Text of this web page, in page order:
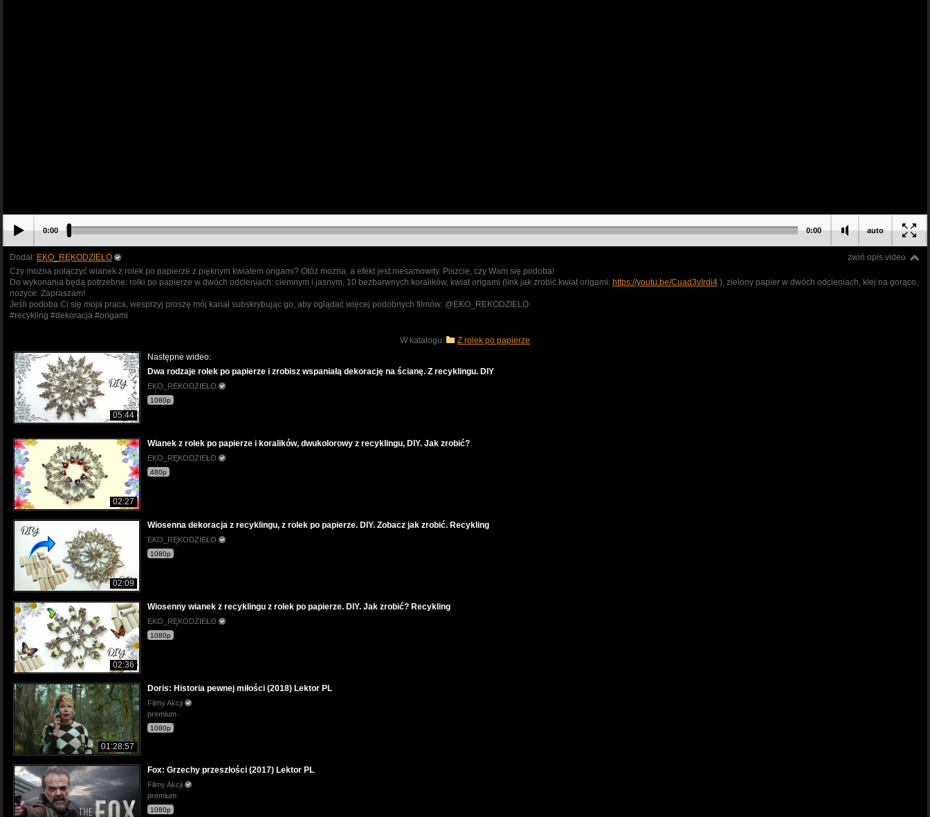
auto
0:00 0:00
zwiń opis video
Dodał: EKO_RĘKODZIEŁO
Czy można połączyć wianek z rolek po papierze z pięknym kwiatem origami? Otóż można, a efekt jest niesamowity. Piszcie, czy Wam się podoba!
Do wykonania będą potrzebne: rolki po papierze w dwóch odcieniach: ciemnym i jasnym, 10 bezbarwnych koralików, kwiat origami (link jak zrobić kwiat origami: https://youtu.be/Cuad3vIrdi4 ), zielony papier w dwóch odcieniach, klej na gorąco,
nożyce. Zapraszam!
Jeśli podoba Ci się moja praca, wesprzyj proszę mój kanał subskrybując go, aby oglądać więcej podobnych filmów: @EKO_REKODZIELO
#recykling #dekoracja #origami
W katalogu: Z rolek po papierze
05:44
Następne wideo:
Dwa rodzaje rolek po papierze i zrobisz wspaniałą dekorację na ścianę. Z recyklingu. DIY
EKO_REKODZIELO
1080p
02:27
Wianek z rolek po papierze i koralików, dwukolorowy z recyklingu, DIY. Jak zrobić?
EKO_RĘKODZIEŁO
480p
02:09
Wiosenna dekoracja z recyklingu, z rolek po papierze. DIY. Zobacz jak zrobić. Recykling
EKO_RĘKODZIEŁO
1080p
02:36
Wiosenny wianek z recyklingu z rolek po papierze. DIY. Jak zrobić? Recykling
EKO_RĘKODZIEŁO
1080p
01:28:57
Doris: Historia pewnej miłości (2018) Lektor PL
Filmy Akcji
premium
1080p
Fox: Grzechy przeszłości (2017) Lektor PL
Filmy Akcji
premium
1080p